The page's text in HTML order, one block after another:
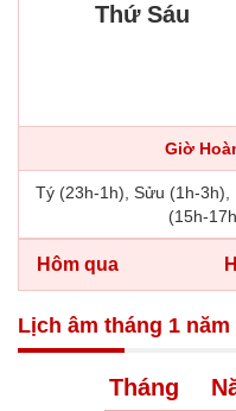
Thứ Sáu
Giờ
Tý (23h-1h), Sửu (1h-3h),
(15h-
Hôm qua
Lịch âm tháng 1 năm
Tháng